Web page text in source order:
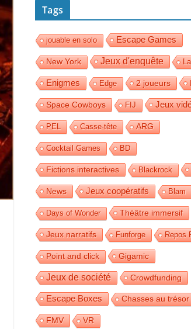
Tags
jouable en solo Escape Games
New York Jeux d'enquête
Enigmes Edge 2 joueurs
Space Cowboys FIJ Jeux
PEL Casse-tête ARG
Cocktail Games BD
Fictions interactives Blackrock
News Jeux coopératifs Blam
Days of Wonder Théâtre immersif
Jeux narratifs Funforge Repos
Point and click Gigamic
Jeux de société Crowdfunding
Escape Boxes Chasses au trésor
FMV VR